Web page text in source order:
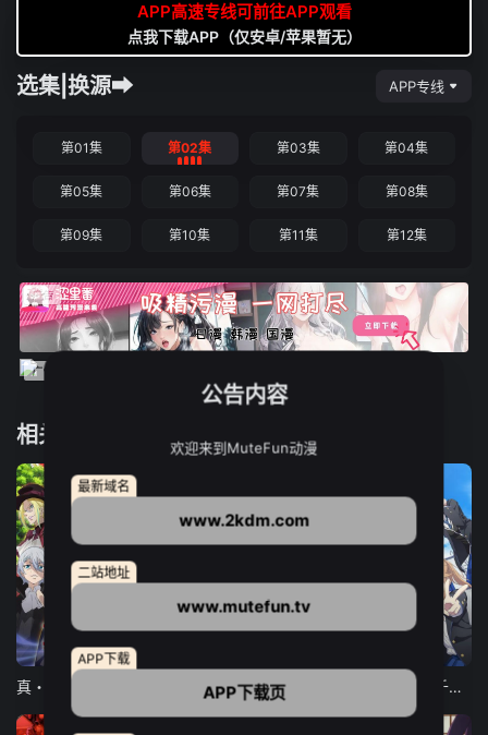
APP高速专线可前往APP观看
点我下载APP（仅安卓/苹果暂无）
选集|换源➡ APP专线
第01集 第02集 第03集 第04集
第05集 第06集 第07集 第08集
第09集 第10集 第11集 第12集
相关推荐
12集全
东京猫猫 NEW～♡ 弹珠汽水瓶里的千岁同学
公告内容
欢迎来到MuteFun动漫
最新域名
www.2kdm.com
二站地址
www.mutefun.tv
APP下载
APP下载页